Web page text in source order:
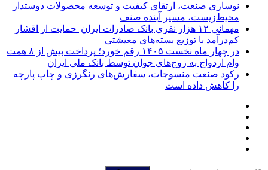
نوسازی صنعت، ارتقای کیفیت و توسعه محصولات دوستدار
محیط‌زیست، مسیر آینده صنف
مهمانی ۱۲ هزار نفری بانک صادرات ایران| حمایت از اقشار
کم‌درآمد با توزیع بسته‌های معیشتی
در چهار ماه نخست ۱۴۰۵ رقم خورد؛ پرداخت بیش از ۸ همت
وام ازدواج به زوج‌های جوان توسط بانک ملی ایران
رکود صنعت منسوجات، سفارش‌های رنگرزی و چاپ پارچه
را کاهش داده است